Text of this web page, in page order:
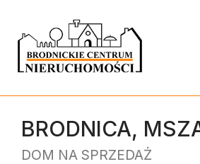
BRODNICA,
DOM NA SPRZEDAŻ